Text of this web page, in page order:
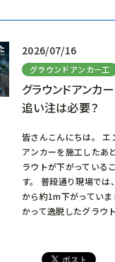
2026/07/16
グラウンドアンカー工
グラウンドアンカ
追い注は必要？
皆さんこんにちは。 エ
アンカーを施工したあ
ラウトが下がっている
す。 普段通り現場で
から約1m下がってい
かって逸脱したグラウ